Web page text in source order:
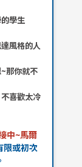
學生
風格的人
那你就不
喜歡太冷
中~馬爾
限或初次